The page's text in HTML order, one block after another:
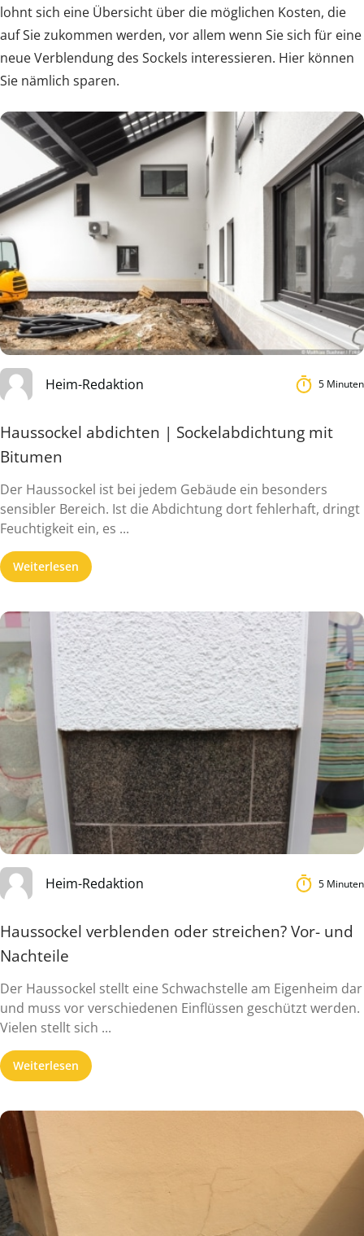
lohnt sich eine Übersicht über die möglichen Kosten, die
auf Sie zukommen werden, vor allem wenn Sie sich für eine
neue Verblendung des Sockels interessieren. Hier können
Sie nämlich sparen.
Heim-Redaktion 5 Minuten
Haussockel abdichten | Sockelabdichtung mit
Bitumen
Der Haussockel ist bei jedem Gebäude ein besonders
sensibler Bereich. Ist die Abdichtung dort fehlerhaft, dringt
Feuchtigkeit ein, es ...
Weiterlesen
Heim-Redaktion 5 Minuten
Haussockel verblenden oder streichen? Vor- und
Nachteile
Der Haussockel stellt eine Schwachstelle am Eigenheim dar
und muss vor verschiedenen Einflüssen geschützt werden.
Vielen stellt sich ...
Weiterlesen